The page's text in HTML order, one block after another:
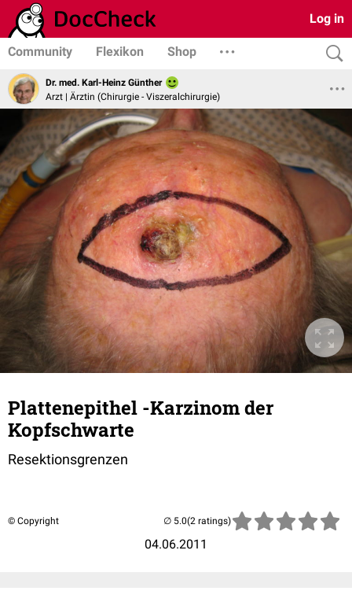
Log in
Community Flexikon Shop
Dr. med. Karl-Heinz Günther
Arzt | Ärztin (Chirurgie - Viszeralchirurgie)
Plattenepithel -Karzinom der
Kopfschwarte
Resektionsgrenzen
© Copyright
04.06.2011
(2 ratings)